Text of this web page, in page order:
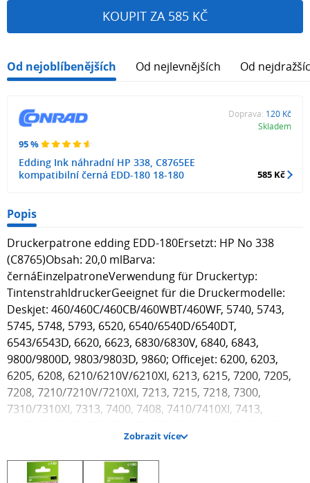
KOUPIT ZA 585 KČ
Od nejoblíbenějších Od nejlevnějších Od
95 %
Edding Ink náhradní HP 338, C8765EE
kompatibilní černá EDD-180 18-180
Doprava: 120 Kč
Skladem
585 Kč
Popis
Druckerpatrone edding EDD-180Ersetzt: HP No 338
(C8765)Obsah: 20,0 mlBarva:
černáEinzelpatroneVerwendung für Druckertyp:
TintenstrahldruckerGeeignet für die Druckermodelle:
Deskjet: 460/460C/460CB/460WBT/460WF, 5740, 5743,
5745, 5748, 5793, 6520, 6540/6540D/6540DT,
6543/6543D, 6620, 6623, 6830/6830V, 6840, 6843,
9800/9800D, 9803/9803D, 9860; Officejet: 6200, 6203,
6205, 6208, 6210/6210V/6210XI, 6213, 6215, 7200, 7205,
7208, 7210/7210V/7210XI, 7213, 7215, 7218, 7300,
7310/7310XI, 7313, 7400, 7408, 7410/7410XI, 7413,
Photosmart: 2600, 2605, 2608, 2610/2610V/2610XI, 2613,
2615 2700, 2710/2710XI, 2713, 7800, 7838,
7850/7850V/7850XI, 8000, 8030, 8039, 8049,
Zobrazit více